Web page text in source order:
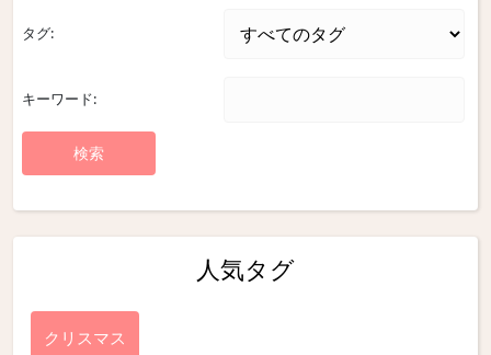
タグ:
キーワード:
人気タグ
クリスマス